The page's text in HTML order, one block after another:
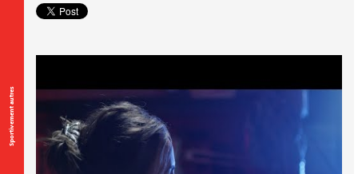
Sportivement autres